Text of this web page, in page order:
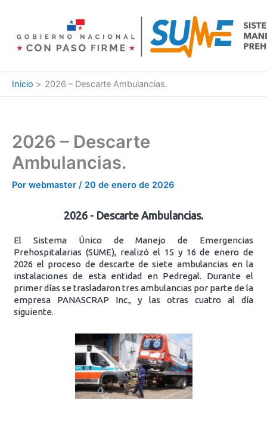
contenido
Inicio 2026 – Descarte Ambulancias.
2026 – Descarte
Ambulancias.
Por webmaster / 20 de enero de 2026
2026 - Descarte Ambulancias.
El Sistema Único de Manejo de Emergencias
Prehospitalarias (SUME), realizó el 15 y 16 de enero de
2026 el proceso de descarte de siete ambulancias en la
instalaciones de esta entidad en Pedregal. Durante el
primer días se trasladaron tres ambulancias por parte de la
empresa PANASCRAP Inc., y las otras cuatro al día
siguiente.